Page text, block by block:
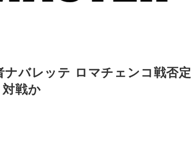
バレッテ ロマチェンコ戦否定
戦か